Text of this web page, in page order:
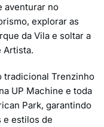
aventurar no
explorar as
da Vila e soltar a
Artista.
tradicional Trenzinho
UP Machine e toda
Park, garantindo
e estilos de